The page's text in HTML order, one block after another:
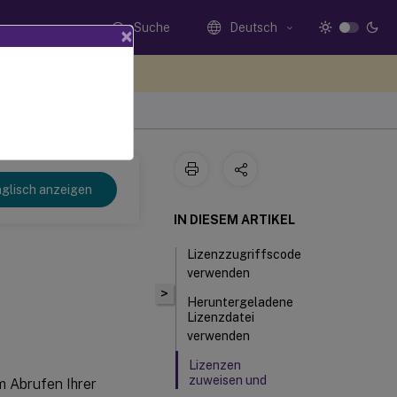
Suche Deutsch
anzeigen
Abrufen Ihrer
>
IN DIESEM ARTIKEL
Lizenzzugriffscode
verwenden
Heruntergeladene
Lizenzdatei
verwenden
Lizenzen
zuweisen und
×